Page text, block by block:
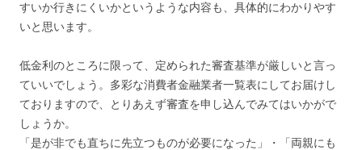
すいか行きにくいかというような内容も、具体的にわかりやす
いと思います。
低金利のところに限って、定められた審査基準が厳しいと言っ
ていいでしょう。多彩な消費者金融業者一覧表にしてお届けし
ておりますので、とりあえず審査を申し込んでみてはいかがで
しょうか。
「是が非でも直ちに先立つものが必要になった」・「両親にも